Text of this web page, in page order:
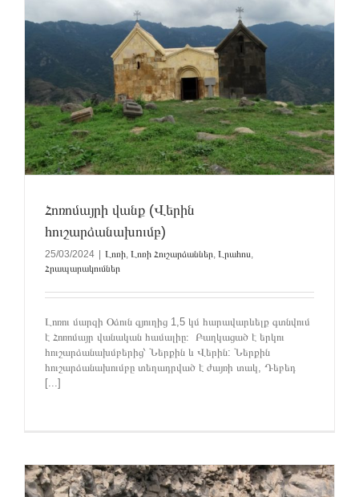
Հոռոմայրի վանք (Վերին
հուշարձանախումբ)
25/03/2024 Լոռի, Լոռի Հուշարձաններ, Լրահոս,
Հրապարակումներ
Լոռու մարզի Օձուն գյուղից 1,5 կմ հարավարևելք գտնվում
է Հոռոմայր վանական համալիը։ Բաղկացած է երկու
հուշարձանախմբերից՝ Ներքին և Վերին: Ներքին
հուշարձանախումբը տեղադրված է ժայռի տակ, Դեբեդ
[...]